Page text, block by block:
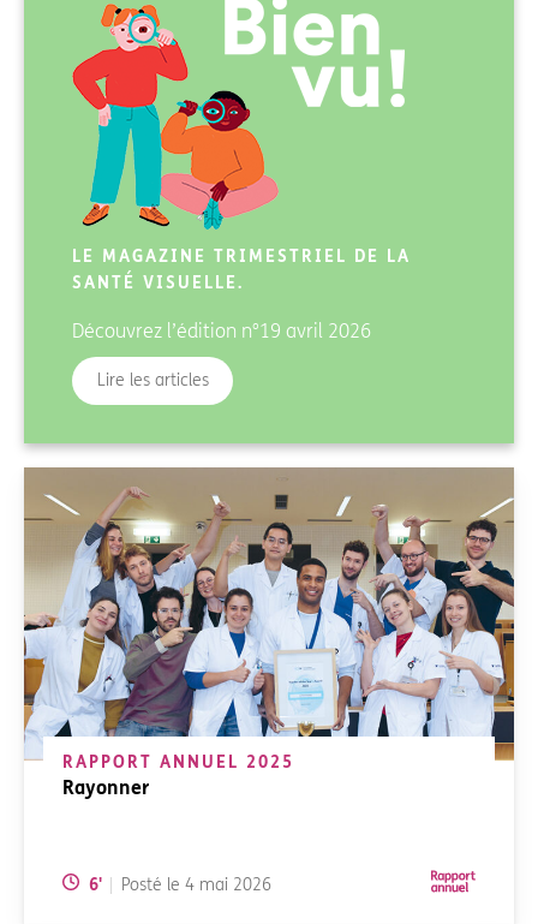
RAPPORT ANNUEL 2025
Rayonner
Temps de lecture:
6' Posté le 4 mai 2026
LE MAGAZINE TRIMESTRIEL DE LA
SANTÉ VISUELLE.
Découvrez l’édition n°19 avril 2026
Lire les articlesdu magazine Bienvu!